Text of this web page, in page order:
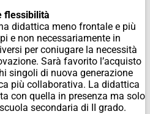
flessibilità
didattica meno frontale e più
e non necessariamente in
per coniugare la necessità
Sarà favorito l’acquisto
singoli di nuova generazione
più collaborativa. La didattica
con quella in presenza ma solo
secondaria di II grado.